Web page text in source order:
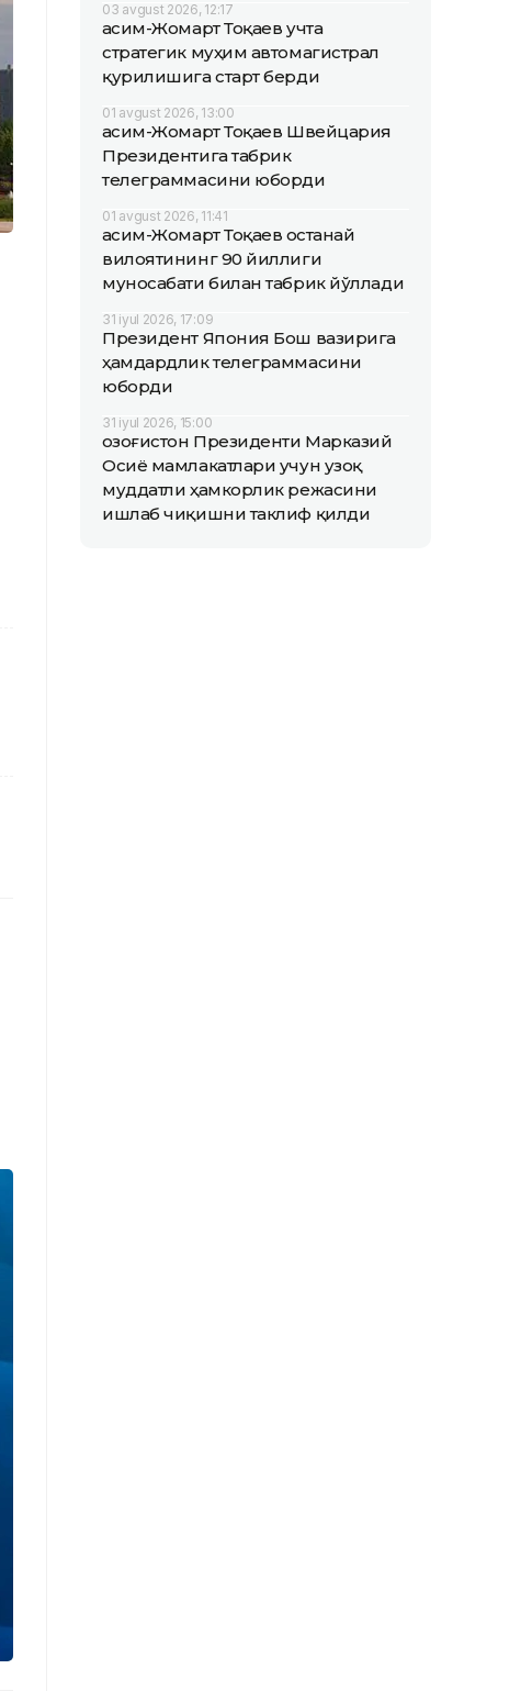
03 avgust 2026, 12:17
Қасим-Жомарт Тоқаев учта
стратегик муҳим автомагистрал
қурилишига старт берди
01 avgust 2026, 13:00
Қасим-Жомарт Тоқаев Швейцария
Президентига табрик
телеграммасини юборди
01 avgust 2026, 11:41
Қасим-Жомарт Тоқаев Қостанай
вилоятининг 90 йиллиги
муносабати билан табрик йўллади
31 iyul 2026, 17:09
Президент Япония Бош вазирига
ҳамдардлик телеграммасини
юборди
31 iyul 2026, 15:00
Қозоғистон Президенти Марказий
Осиё мамлакатлари учун узоқ
муддатли ҳамкорлик режасини
ишлаб чиқишни таклиф қилди